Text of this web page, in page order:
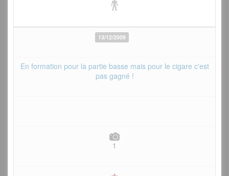
13/12/2009
En formation pour la partie basse mais pour le cigare c'est
pas gagné !
1